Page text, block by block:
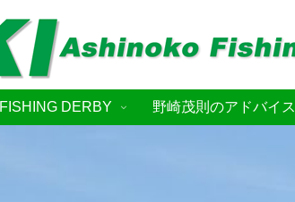
FISHING DERBY 野崎茂則のアドバイス